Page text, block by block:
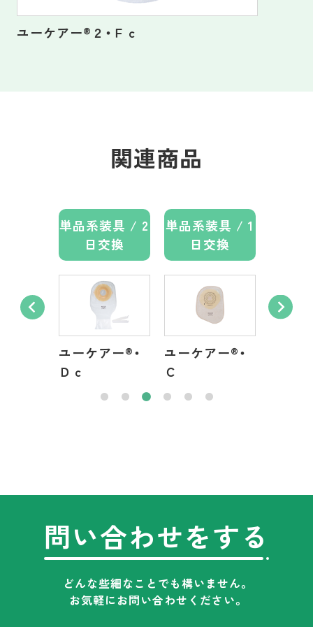
ユーケアー® ２・Ｆｃ
関連商品
単品系装具 / 2
日交換
ユーケアー®・
Ｄｃ
単品系装具 / 1
日交換
ユーケアー®・
Ｃ
問い合わせをする
どんな些細なことでも構いません。
お気軽にお問い合わせください。